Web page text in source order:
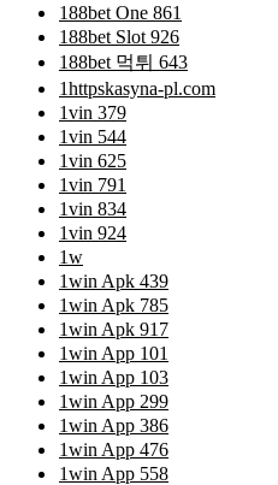
188bet One 861
188bet Slot 926
188bet 먹튀 643
1httpskasyna-pl.com
1vin 379
1vin 544
1vin 625
1vin 791
1vin 834
1vin 924
1w
1win Apk 439
1win Apk 785
1win Apk 917
1win App 101
1win App 103
1win App 299
1win App 386
1win App 476
1win App 558